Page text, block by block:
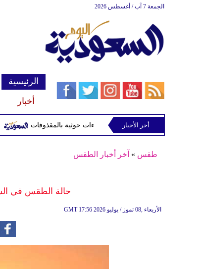
الجمعة 7 آب / أغسطس 2026
الرئيسية
أخبار
صاعقة تقتل أخر الأخبار
طقس » آخر أخبار الطقس
حالة الطقس في السعودية
GMT 17:56 2026 الأربعاء ,08 تموز / يوليو